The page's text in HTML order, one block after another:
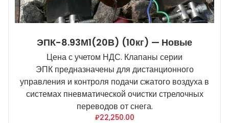
ЭПК-8.93М1(20В) (10кг) — Новые
Цена с учетом НДС. Клапаны серии
ЭПК предназначены для дистанционного
управления и контроля подачи сжатого воздуха в
системах пневматической очистки стрелочных
переводов от снега.
₽22,250.00